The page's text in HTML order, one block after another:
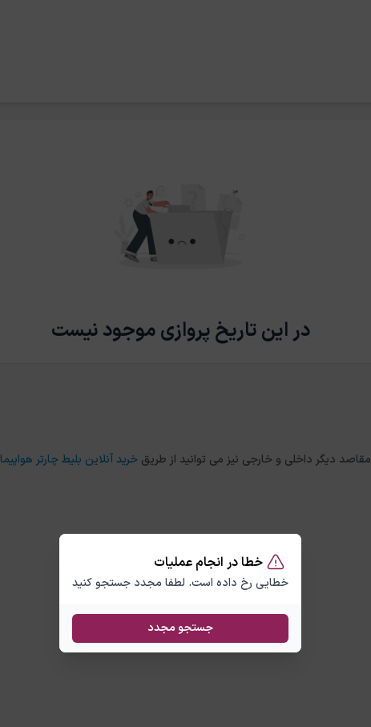
خطا در انجام عملیات
خطایی رخ داده است. لطفا مجدد جستجو کنید
جستجو مجدد
در این تاریخ پروازی موجود نیست
خرید آنلاین بلیط چارتر هواپیما